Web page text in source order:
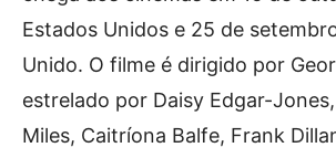
Estados Unidos e 25 de
Unido. O filme é dirigido por
estrelado por Daisy Edgar-
Miles, Caitríona Balfe, Frank